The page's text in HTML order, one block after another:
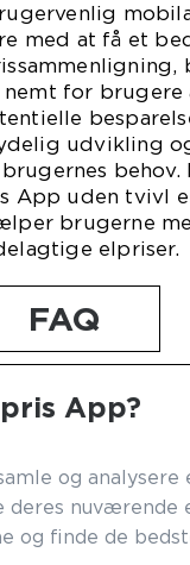
med at få et
nemt for
udvikling
App uden tvivl
brugerne
elpriser.
FAQ
App?
og
deres
og finde de